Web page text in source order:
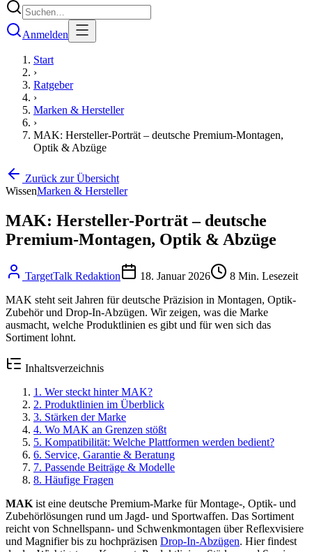
Anmelden
Start
›
Ratgeber
›
Marken & Hersteller
›
MAK: Hersteller-Porträt – deutsche Premium-Montagen,
Optik & Abzüge
Zurück zur Übersicht
WissenMarken & Hersteller
MAK: Hersteller-Porträt – deutsche
Premium-Montagen, Optik & Abzüge
TargetTalk Redaktion 18. Januar 2026 8 Min. Lesezeit
MAK steht seit Jahren für deutsche Präzision in Montagen, Optik-
Zubehör und Drop-In-Abzügen. Wir zeigen, was die Marke
ausmacht, welche Produktlinien es gibt und für wen sich das
Sortiment lohnt.
Inhaltsverzeichnis
1 . Wer steckt hinter MAK?
2. Produktlinien im Überblick
3. Stärken der Marke
4. Wo MAK an Grenzen stößt
5. Kompatibilität: Welche Plattformen werden bedient?
6. Service, Garantie & Beratung
7. Passende Beiträge & Modelle
8. Häufige Fragen
MAK ist eine deutsche Premium-Marke für Montage-, Optik- und
Zubehörlösungen rund um Jagd- und Sportwaffen. Das Sortiment
reicht von Schnellspann- und Schwenkmontagen über Reflexvisiere
und Magnifier bis zu hochpräzisen Drop-In-Abzügen. Hier findest